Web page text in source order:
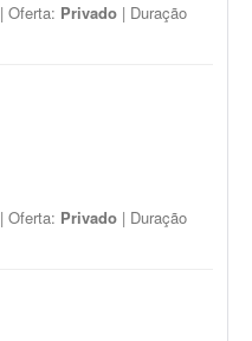
| Oferta: Privado | Duração
| Oferta: Privado | Duração